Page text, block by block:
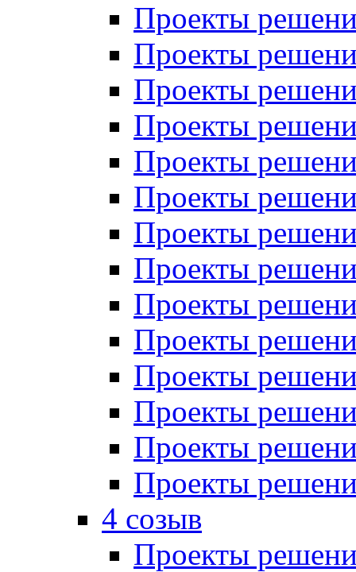
Проекты
Проекты
Проекты
Проекты
Проекты
Проекты
Проекты
Проекты
Проекты
Проекты
Проекты
Проекты
Проекты
Проекты
4 созыв
Проекты